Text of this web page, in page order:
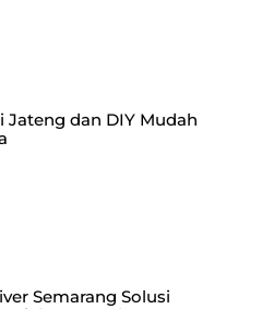
Jateng dan DIY Mudah
Semarang Solusi